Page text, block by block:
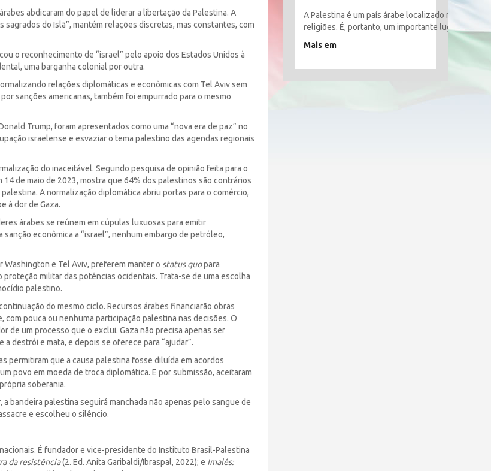
abdicaram do papel de liderar a libertação da Palestina. A
do Islã”, mantém relações discretas, mas constantes, com
o reconhecimento de “israel” pelo apoio dos Estados Unidos à
uma barganha colonial por outra.
relações diplomáticas e econômicas com Tel Aviv sem
sanções americanas, também foi empurrado para o mesmo
Trump, foram apresentados como uma “nova era de paz” no
israelense e esvaziar o tema palestino das agendas regionais
do inaceitável. Segundo pesquisa de opinião feita para o
de maio de 2023, mostra que 64% dos palestinos são contrários
A normalização diplomática abriu portas para o comércio,
à dor de Gaza.
árabes se reúnem em cúpulas luxuosas para emitir
econômica a “israel”, nenhum embargo de petróleo,
Washington e Tel Aviv, preferem manter o status quopara
militar das potências ocidentais. Trata-se de uma escolha
palestino.
do mesmo ciclo. Recursos árabes financiarão obras
pouca ou nenhuma participação palestina nas decisões. O
de um processo que o exclui. Gaza não precisa apenas ser
destrói e mata, e depois se oferece para “ajudar”.
permitiram que a causa palestina fosse diluída em acordos
povo em moeda de troca diplomática. E por submissão, aceitaram
soberania.
bandeira palestina seguirá manchada não apenas pelo sangue de
e escolheu o silêncio.
É fundador e vice-presidente do Instituto Brasil-Palestina
da resistência(2. Ed. Anita Garibaldi/Ibraspal, 2022); e Imalês:
A Palestina é um país árabe localizado no
religiões. É, portanto, um importante lugar
Mais em